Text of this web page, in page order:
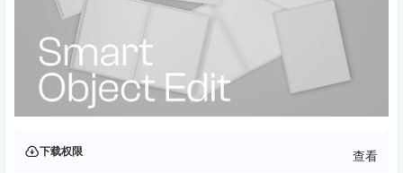
下载权限 查看